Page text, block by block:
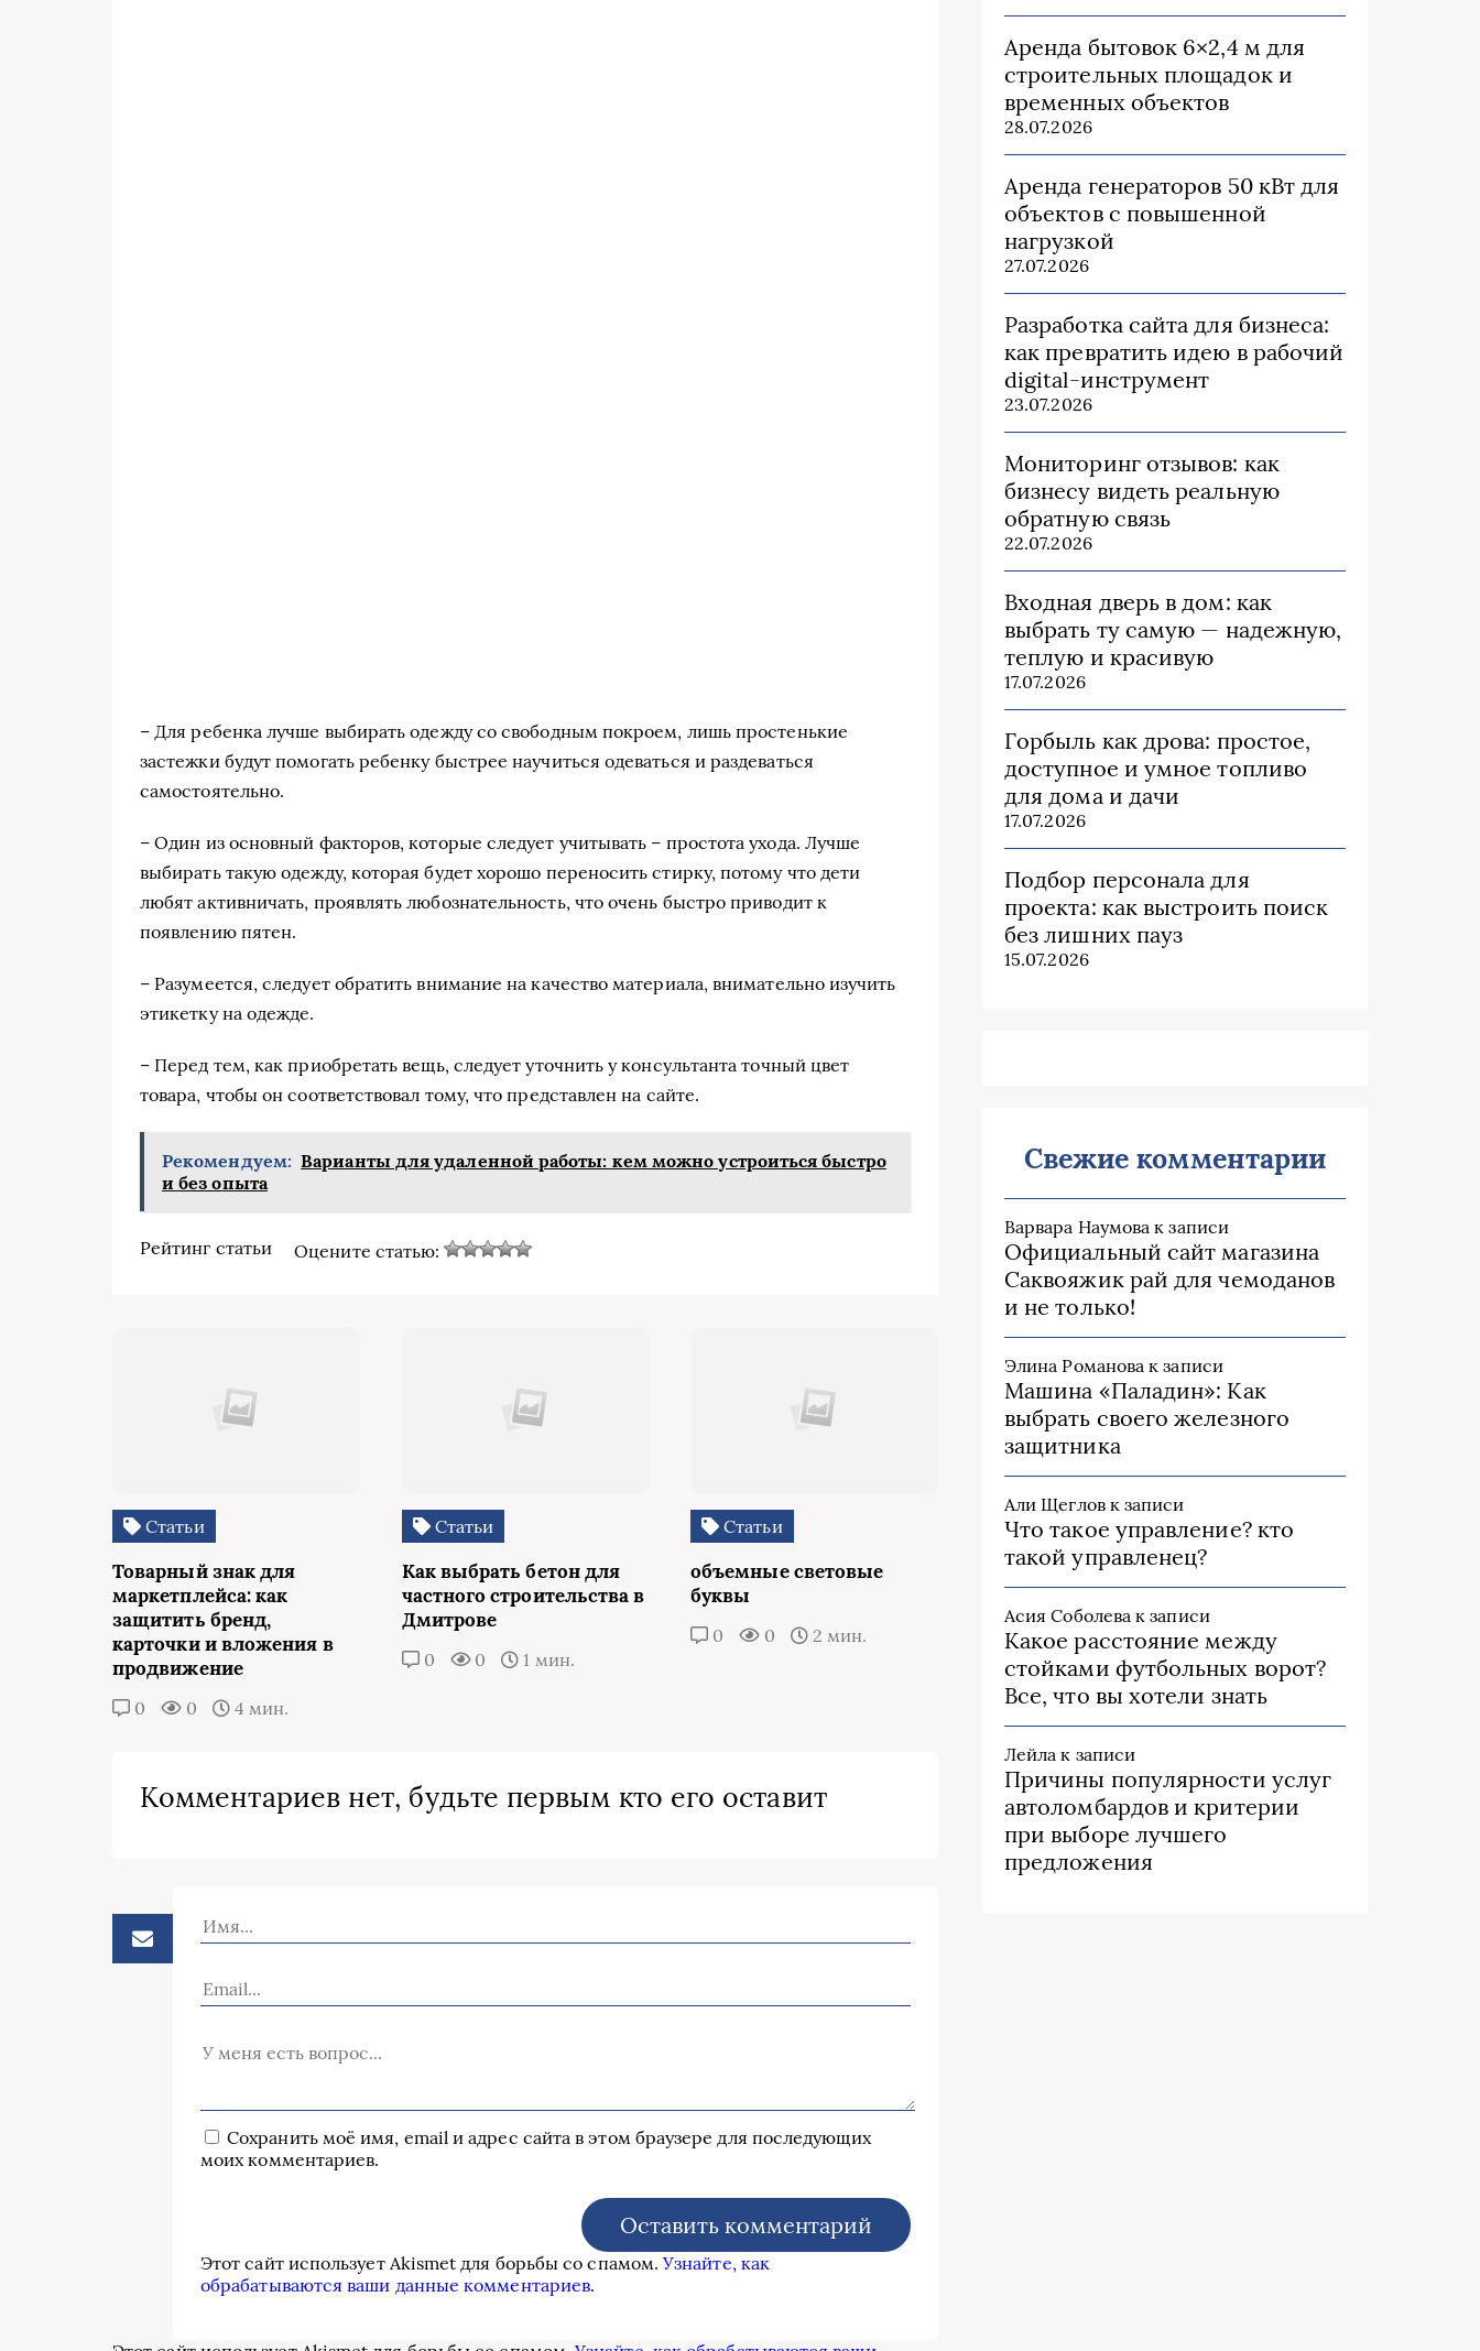
– Для ребенка лучше выбирать одежду со свободным покроем, лишь простенькие
застежки будут помогать ребенку быстрее научиться одеваться и раздеваться
самостоятельно.
– Один из основный факторов, которые следует учитывать – простота ухода. Лучше
выбирать такую одежду, которая будет хорошо переносить стирку, потому что дети
любят активничать, проявлять любознательность, что очень быстро приводит к
появлению пятен.
– Разумеется, следует обратить внимание на качество материала, внимательно изучить
этикетку на одежде.
– Перед тем, как приобретать вещь, следует уточнить у консультанта точный цвет
товара, чтобы он соответствовал тому, что представлен на сайте.
Рекомендуем: Варианты для удаленной работы: кем можно устроиться быстро
и без опыта
Рейтинг статьи Оцените статью:
Статьи
Товарный знак для
маркетплейса: как
защитить бренд,
карточки и вложения в
продвижение
0 0 4 мин.
Статьи
Как выбрать бетон для
частного строительства в
Дмитрове
0 0 1 мин.
Статьи
объемные световые
буквы
0 0 2 мин.
Комментариев нет, будьте первым кто его оставит
Сохранить моё имя, email и адрес сайта в этом браузере для последующих
моих комментариев.
Этот сайт использует Akismet для борьбы со спамом.Узнайте, как
обрабатываются ваши данные комментариев.
Аренда бытовок 6×2,4 м для
строительных площадок и
временных объектов
28.07.2026
Аренда генераторов 50 кВт для
объектов с повышенной
нагрузкой
27.07.2026
Разработка сайта для бизнеса:
как превратить идею в рабочий
digital-инструмент
23.07.2026
Мониторинг отзывов: как
бизнесу видеть реальную
обратную связь
22.07.2026
Входная дверь в дом: как
выбрать ту самую — надежную,
теплую и красивую
17.07.2026
Горбыль как дрова: простое,
доступное и умное топливо
для дома и дачи
17.07.2026
Подбор персонала для
проекта: как выстроить поиск
без лишних пауз
15.07.2026
Свежие комментарии
Варвара Наумова к записи
Официальный сайт магазина
Саквояжик рай для чемоданов
и не только!
Элина Романова к записи
Машина «Паладин»: Как
выбрать своего железного
защитника
Али Щегловк записи
Что такое управление? кто
такой управленец?
Асия Соболева к записи
Какое расстояние между
стойками футбольных ворот?
Все, что вы хотели знать
Лейла к записи
Причины популярности услуг
автоломбардов и критерии
при выборе лучшего
предложения